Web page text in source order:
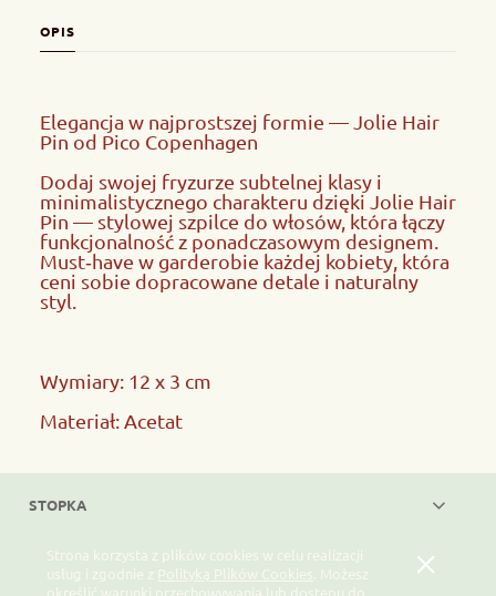
Strona korzysta z plików cookies w celu realizacji
usług i zgodnie z Polityką Plików Cookies . Możesz
określić warunki przechowywania lub dostępu do
OPIS
Elegancja w najprostszej formie — Jolie Hair
Pin od Pico Copenhagen
Dodaj swojej fryzurze subtelnej klasy i
minimalistycznego charakteru dzięki Jolie Hair
Pin — stylowej szpilce do włosów, która łączy
funkcjonalność z ponadczasowym designem.
Must‑have w garderobie każdej kobiety, która
ceni sobie dopracowane detale i naturalny
styl.
Wymiary: 12 x 3 cm
Materiał: Acetat
STOPKA
Pokaż pełną wersję strony